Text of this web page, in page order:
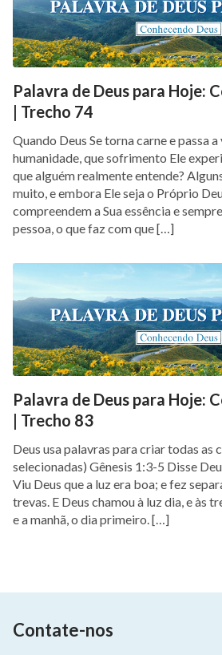
Palavra de Deus para Hoje:
| Trecho 74
Quando Deus Se torna carne e passa
humanidade, que sofrimento Ele
que alguém realmente entende?
muito, e embora Ele seja o Próprio
compreendem a Sua essência e
pessoa, o que faz com que […]
Palavra de Deus para Hoje:
| Trecho 83
Deus usa palavras para criar todas as
selecionadas) Gênesis 1:3-5 Disse
Viu Deus que a luz era boa; e fez
trevas. E Deus chamou à luz dia, e às
e a manhã, o dia primeiro. […]
Contate-nos